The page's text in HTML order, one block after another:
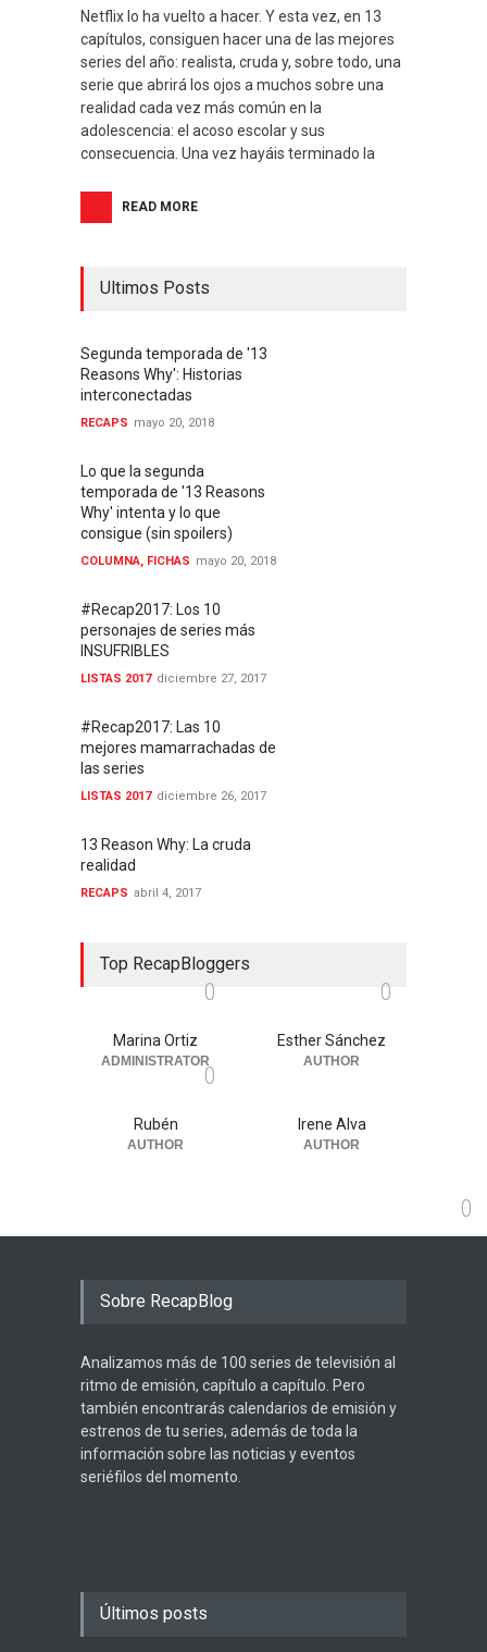
Netflix lo ha vuelto a hacer. Y esta vez, en 13
capítulos, consiguen hacer una de las mejores
series del año: realista, cruda y, sobre todo, una
serie que abrirá los ojos a muchos sobre una
realidad cada vez más común en la
adolescencia: el acoso escolar y sus
consecuencia. Una vez hayáis terminado la
READ MORE
Ultimos Posts
Segunda temporada de '13
Reasons Why': Historias
interconectadas
RECAPS mayo 20, 2018
Lo que la segunda
temporada de '13 Reasons
Why' intenta y lo que
consigue (sin spoilers)
COLUMNA, FICHAS mayo 20, 2018
#Recap2017: Los 10
personajes de series más
INSUFRIBLES
LISTAS 2017 diciembre 27, 2017
#Recap2017: Las 10
mejores mamarrachadas de
las series
LISTAS 2017 diciembre 26, 2017
13 Reason Why: La cruda
realidad
RECAPS abril 4, 2017
Top RecapBloggers
0
Marina Ortiz
ADMINISTRATOR
0
Esther Sánchez
AUTHOR
0
Rubén
AUTHOR
0
Irene Alva
AUTHOR
Sobre RecapBlog
Analizamos más de 100 series de televisión al
ritmo de emisión, capítulo a capítulo. Pero
también encontrarás calendarios de emisión y
estrenos de tu series, además de toda la
información sobre las noticias y eventos
seriéfilos del momento.
Últimos posts